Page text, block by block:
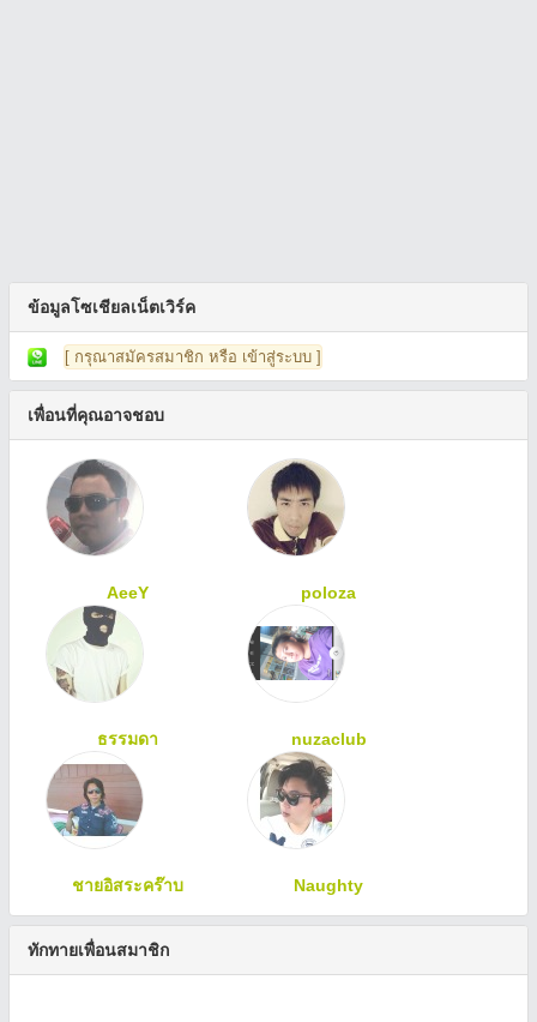
ข้อมูลโซเชียลเน็ตเวิร์ค
[ กรุณาสมัครสมาชิก หรือ เข้าสู่ระบบ ]
เพื่อนที่คุณอาจชอบ
AeeY poloza
ธรรมดา nuzaclub
ชายอิสระคร๊าบ Naughty
ทักทายเพื่อนสมาชิก